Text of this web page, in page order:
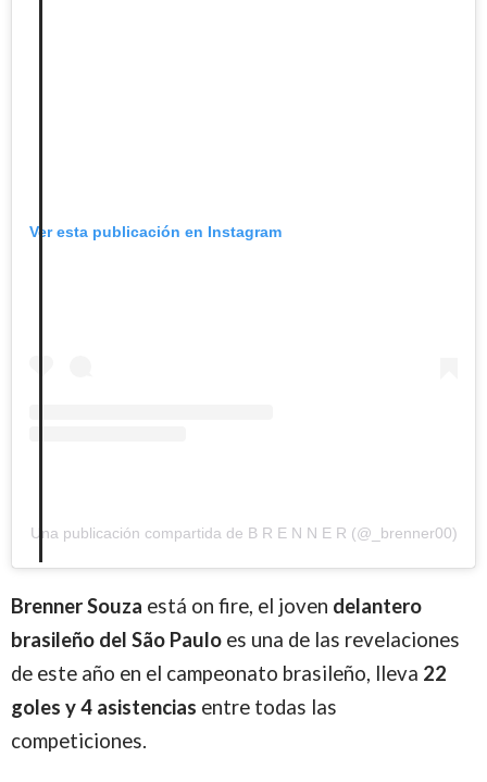
Ver esta publicación en Instagram
Una publicación compartida de B R E N N E R (@_brenner00)
Brenner Souza está on fire, el joven delantero
brasileño del São Paulo es una de las revelaciones
de este año en el campeonato brasileño, lleva 22
goles y 4 asistencias entre todas las
competiciones.